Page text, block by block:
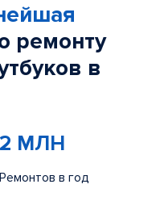
ремонту
в
2 МЛН
Ремонтов в год